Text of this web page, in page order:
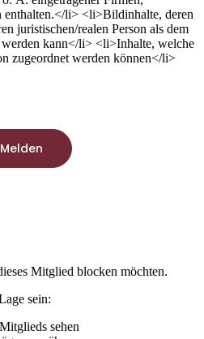
enthalten.</li> <li>Bildinhalte, deren
juristischen/realen Person als dem
kann</li> <li>Inhalte, welche
zugeordnet werden können</li>
Melden
Mitglied blocken möchten.
sein:
sehen